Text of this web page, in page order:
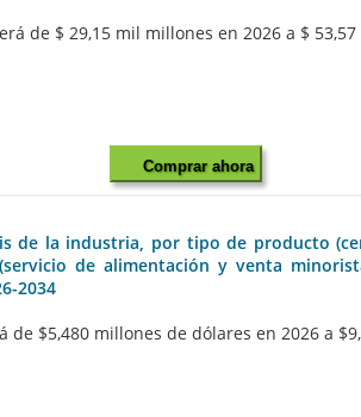
de $ 29,15 mil millones en 2026 a $
Comprar ahora
de la industria, por tipo de producto
de alimentación y venta
2034
$5,480 millones de dólares en 2026 a